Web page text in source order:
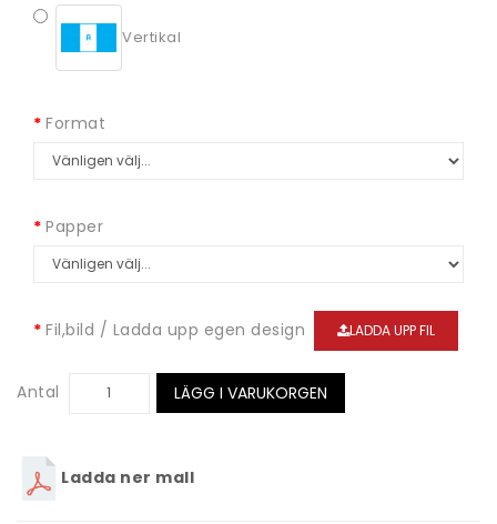
Vertikal
Format
Papper
Fil,bild / Ladda upp egen design LADDA UPP FIL
Antal LÄGG I VARUKORGEN
Ladda ner mall